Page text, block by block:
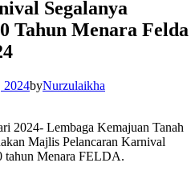
Segalanya
Tahun Menara Felda
2024byNurzulaikha
Lembaga Kemajuan Tanah
Majlis Pelancaran Karnival
tahun Menara FELDA.